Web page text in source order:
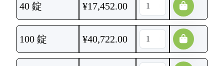
40 錠 ¥17,452.00
100 錠 ¥40,722.00